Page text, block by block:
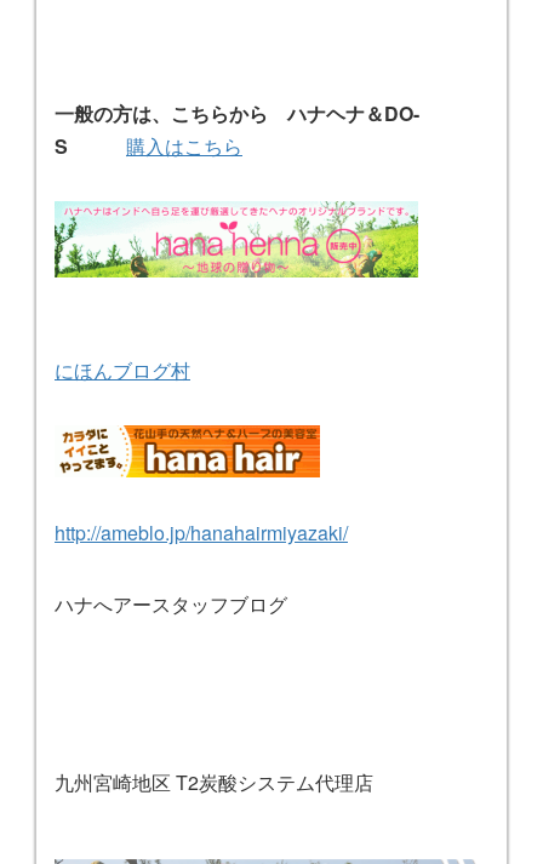
一般の方は、こちらから ハナヘナ＆DO-
S
購入はこちら
にほんブログ村
http://ameblo.jp/hanahairmiyazaki/
ハナへアースタッフブログ
九州宮崎地区 T2炭酸システム代理店